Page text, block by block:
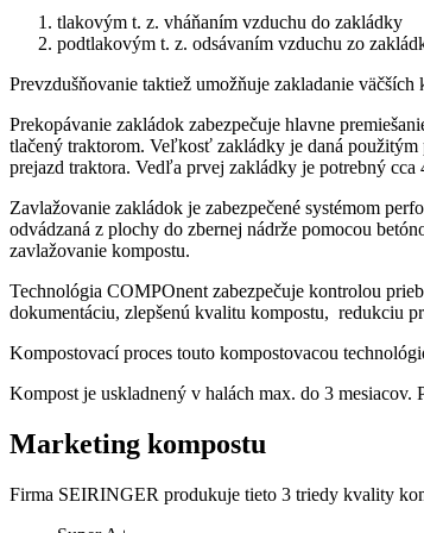
tlakovým t. z. vháňaním vzduchu do zakládky
podtlakovým t. z. odsávaním vzduchu zo
Prevzdušňovanie taktiež umožňuje zakladanie
Prekopávanie zakládok zabezpečuje hlavne
tlačený traktorom. Veľkosť zakládky je daná použitým
prejazd traktora. Vedľa prvej zakládky je potrebný
Zavlažovanie zakládok je zabezpečené systémom
odvádzaná z plochy do zbernej nádrže pomocou
zavlažovanie kompostu.
Technológia COMPOnent zabezpečuje kontrolou
dokumentáciu, zlepšenú kvalitu kompostu, redukciu
Kompostovací proces touto kompostovacou
Kompost je uskladnený v halách max. do 3
Marketing kompostu
Firma SEIRINGER produkuje tieto 3 triedy kvality